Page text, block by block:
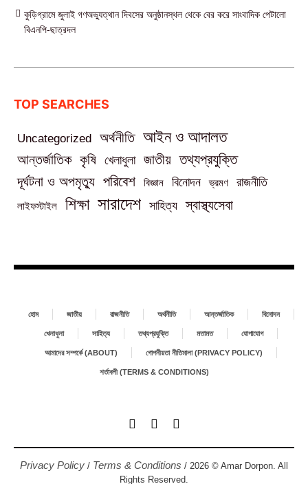
কুড়িগ্রামে জুলাই গণঅভ্যুত্থান দিবসের অনুষ্ঠানস্থল থেকে বের করে সাংবাদিক পেটালো
বিএনপি-ছাত্রদল
TOP SEARCHES
Uncategorized অর্থনীতি আইন ও আদালত
আন্তর্জাতিক কৃষি খেলাধুলা জাতীয় তথ্যপ্রযুক্তি
দূর্ঘটনা ও অপমৃত্যু পরিবেশ বিজ্ঞান বিনোদন ভ্রমণ রাজনীতি
লাইফস্টাইল শিক্ষা সারাদেশ সাহিত্য স্বাস্থ্যসেবা
হোম জাতীয় রাজনীতি অর্থনীতি আন্তর্জাতিক বিনোদন
খেলাধুলা সাহিত্য তথ্যপ্রযুক্তি মতামত যোগাযোগ
আমাদের সম্পর্কে (ABOUT) গোপনীয়তা নীতিমালা (PRIVACY POLICY)
শর্তাবলী (TERMS & CONDITIONS)
Privacy Policy / Terms & Conditions / 2026 © Amar Dorpon. All
Rights Reserved.